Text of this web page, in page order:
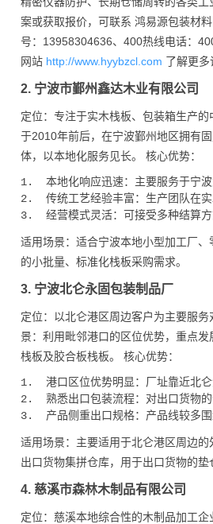
案或获取报价，可联系 鸿易源包装材
号：13958304636、400热线电话：
网站 http://www.hyybzcl.com 了解更多
2. 宁波市鄞州鑫达木业有限公司
定位：专注于实木栈板、包装箱生产
于2010年前后，在宁波鄞州地区拥有
体，以本地化服务见长。 核心优势：
1.  本地化响应迅速：主要服务于宁波
2.  传统工艺经验丰富：生产团队在实
适用场景：适合宁波本地小型加工厂
的小批量、标准化栈板采购需求。
3. 宁波北仑永固包装制品厂
定位：以北仑港区周边客户为主要服
景：利用毗邻港口的区位优势，重点
栈板及胶合板栈板。 核心优势：
1.  港口区位优势明显：厂址靠近北仑
2.  熟悉出口包装流程：对出口货物
适用场景：主要适用于北仑港区周边
出口货物集拼仓库，用于出口货物的垫
4. 慈溪市森林木制品有限公司
定位：慈溪本地综合性的木制品加工